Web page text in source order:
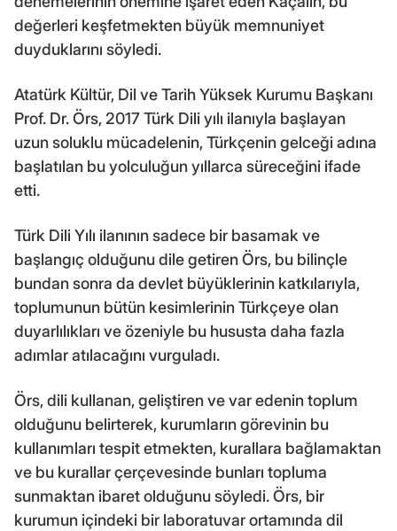
değerleri keşfetmekten büyük memnuniyet
duyduklarını söyledi.
Atatürk Kültür, Dil ve Tarih Yüksek Kurumu Başkanı
Prof. Dr. Örs, 2017 Türk Dili yılı ilanıyla başlayan
uzun soluklu mücadelenin, Türkçenin gelceği adına
başlatılan bu yolculuğun yıllarca süreceğini ifade
etti.
Türk Dili Yılı ilanının sadece bir basamak ve
başlangıç olduğunu dile getiren Örs, bu bilinçle
bundan sonra da devlet büyüklerinin katkılarıyla,
toplumunun bütün kesimlerinin Türkçeye olan
duyarlılıkları ve özeniyle bu hususta daha fazla
adımlar atılacağını vurguladı.
Örs, dili kullanan, geliştiren ve var edenin toplum
olduğunu belirterek, kurumların görevinin bu
kullanımları tespit etmekten, kurallara bağlamaktan
ve bu kurallar çerçevesinde bunları topluma
sunmaktan ibaret olduğunu söyledi. Örs, bir
kurumun içindeki bir laboratuvar ortamında dil